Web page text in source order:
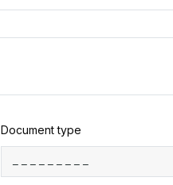
Document type